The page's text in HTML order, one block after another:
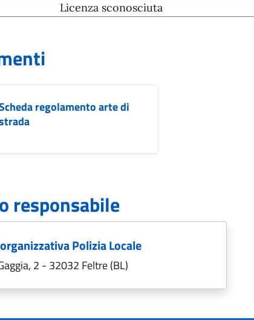
Licenza sconosciuta
regolamento arte di
responsabile
Polizia Locale
2 - 32032 Feltre (BL)